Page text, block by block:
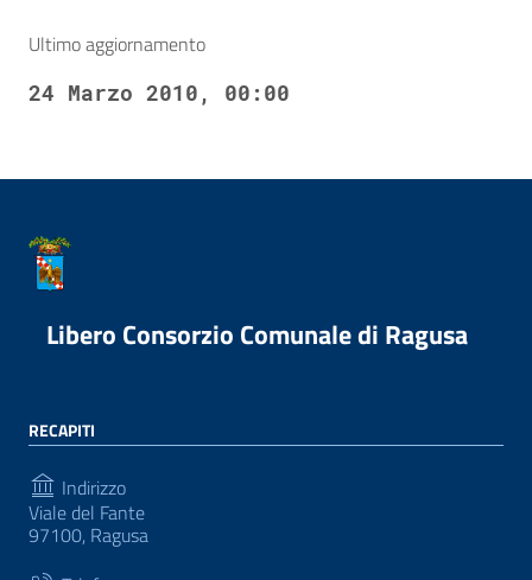
Ultimo aggiornamento
24 Marzo 2010, 00:00
Libero Consorzio Comunale di Ragusa
RECAPITI
Indirizzo
Viale del Fante
97100, Ragusa